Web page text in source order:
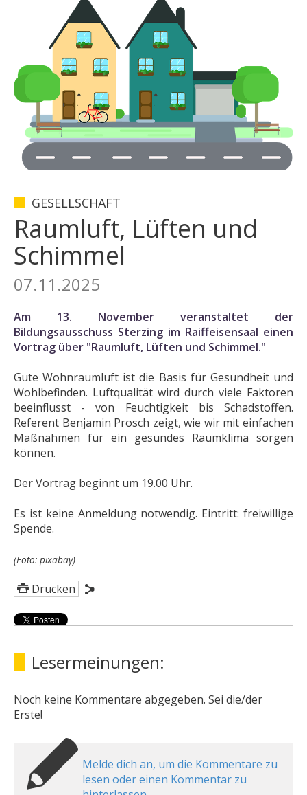
GESELLSCHAFT
Raumluft, Lüften und
Schimmel
07.11.2025
Am 13. November veranstaltet der
Bildungsausschuss Sterzing im Raiffeisensaal einen
Vortrag über "Raumluft, Lüften und Schimmel."
Gute Wohnraumluft ist die Basis für Gesundheit und
Wohlbefinden. Luftqualität wird durch viele Faktoren
beeinflusst - von Feuchtigkeit bis Schadstoffen.
Referent Benjamin Prosch zeigt, wie wir mit einfachen
Maßnahmen für ein gesundes Raumklima sorgen
können.
Der Vortrag beginnt um 19.00 Uhr.
Es ist keine Anmeldung notwendig. Eintritt: freiwillige
Spende.
(Foto: pixabay)
Drucken
Lesermeinungen:
Noch keine Kommentare abgegeben. Sei die/der
Erste!
Melde dich an, um die Kommentare zu
lesen oder einen Kommentar zu